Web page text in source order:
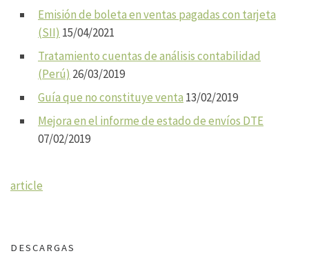
Emisión de boleta en ventas pagadas con tarjeta
(SII) 15/04/2021
Tratamiento cuentas de análisis contabilidad
(Perú) 26/03/2019
Guía que no constituye venta 13/02/2019
Mejora en el informe de estado de envíos DTE
07/02/2019
article
DESCARGAS